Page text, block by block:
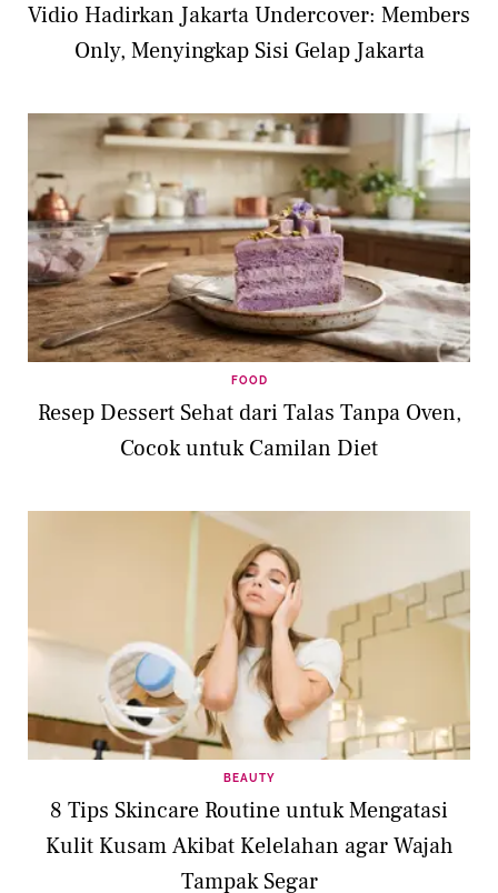
Vidio Hadirkan Jakarta Undercover: Members
Only, Menyingkap Sisi Gelap Jakarta
FOOD
Resep Dessert Sehat dari Talas Tanpa Oven,
Cocok untuk Camilan Diet
BEAUTY
8 Tips Skincare Routine untuk Mengatasi
Kulit Kusam Akibat Kelelahan agar Wajah
Tampak Segar